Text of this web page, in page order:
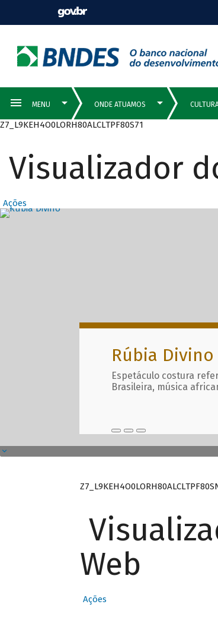
Z7_L9KEH4O0LORH80ALCLTPF80S71
Visualizador
Ações
Destaques
Rúbia Divino
Espetáculo costura
Brasileira, música
Web
Ações